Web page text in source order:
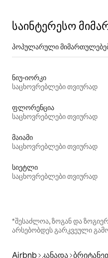
საინტერესო
პოპულარული
ნიუ-იორკი
საცხოვრებლები თვიურად
ფლორენცია
საცხოვრებლები თვიურად
მაიამი
საცხოვრებლები თვიურად
სიეტლი
საცხოვრებლები თვიურად
*შესაძლოა, ზოგან და
არსებობდეს გარკვეული
Airbnb კანადა